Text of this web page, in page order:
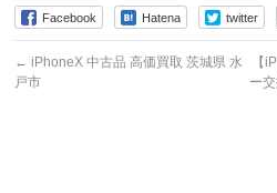
Facebook Hatena twitter
← iPhoneX 中古品 高価買取 茨城県 水
戸市
【
ー